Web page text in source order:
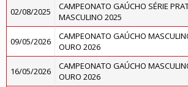
02/08/2025
CAMPEONATO GAÚCHO SÉRIE
MASCULINO 2025
09/05/2026
CAMPEONATO GAÚCHO
OURO 2026
16/05/2026
CAMPEONATO GAÚCHO
OURO 2026